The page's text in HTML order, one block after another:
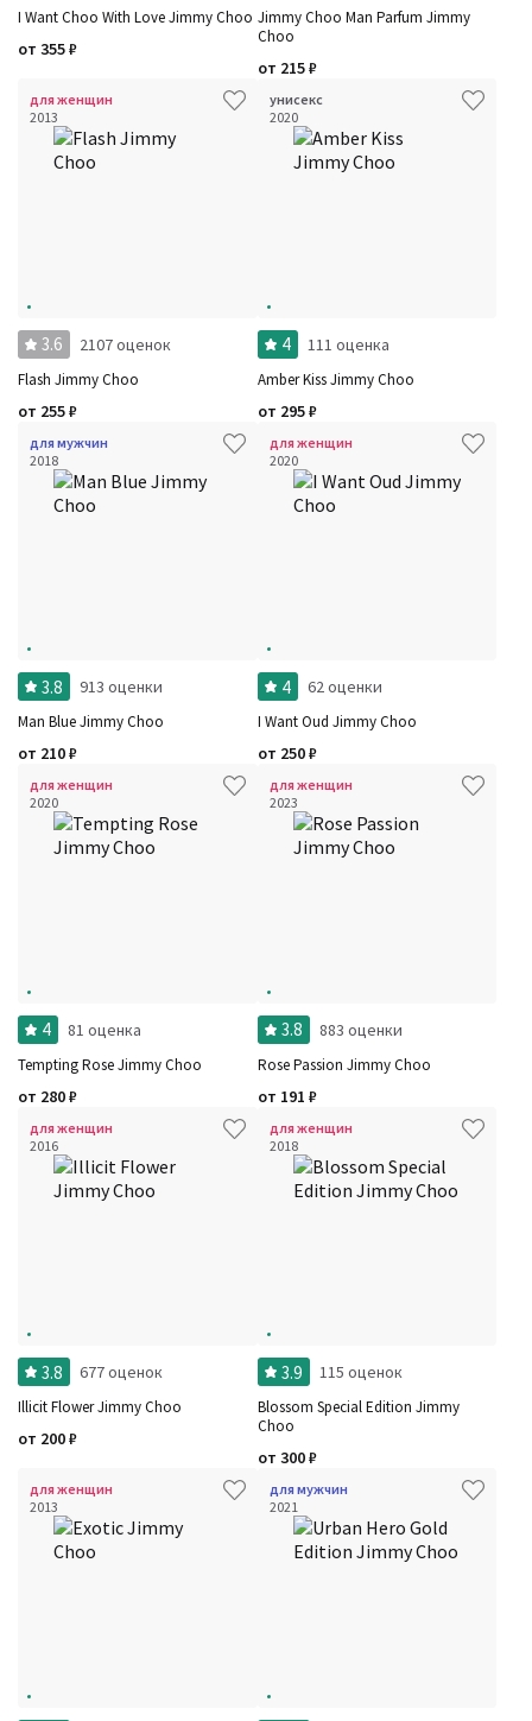
I Want Choo With Love Jimmy Choo
от 355₽
Jimmy Choo Man Parfum Jimmy
Choo
от 215₽
для женщин
2013
3.6 2107 оценок
Flash Jimmy Choo
от 255₽
унисекс
2020
4 111 оценка
Amber Kiss Jimmy Choo
от 295₽
для мужчин
2018
3.8 913 оценки
Man Blue Jimmy Choo
от 210₽
для женщин
2020
4 62 оценки
I Want Oud Jimmy Choo
от 250₽
для женщин
2020
4 81 оценка
Tempting Rose Jimmy Choo
от 280₽
для женщин
2023
3.8 883 оценки
Rose Passion Jimmy Choo
от 191 ₽
для женщин
2016
3.8 677 оценок
Illicit Flower Jimmy Choo
от 200₽
для женщин
2018
3.9 115 оценок
Blossom Special Edition Jimmy
Choo
от 300₽
для женщин
2013
для мужчин
2021